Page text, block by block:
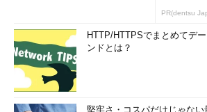
PR(dentsu
HTTP/HTTPSでまとめてデ
ンドとは？
堅牢さ・コスパだけじゃな